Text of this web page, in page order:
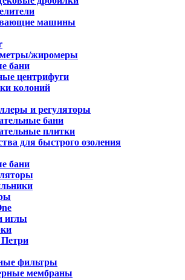
машины
жиромеры
бани
центрифуги
колоний
и регуляторы
бани
плитки
для быстрого озоления
бани
иглы
фильтры
мембраны